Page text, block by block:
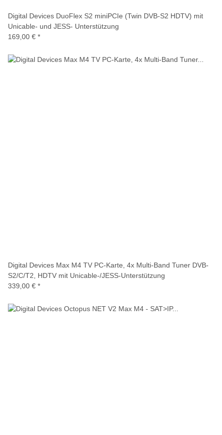
Digital Devices DuoFlex S2 miniPCIe (Twin DVB-S2 HDTV) mit
Unicable- und JESS- Unterstützung
169,00 € *
Digital Devices Max M4 TV PC-Karte, 4x Multi-Band Tuner DVB-
S2/C/T2, HDTV mit Unicable-/JESS-Unterstützung
339,00 € *